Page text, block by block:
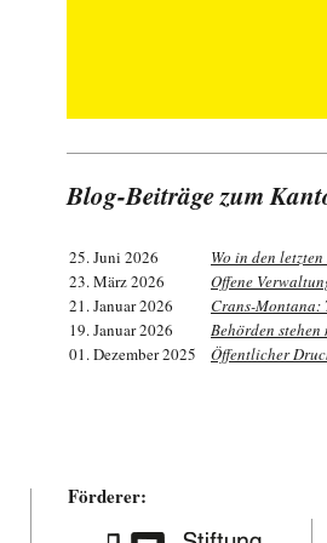
Blog-Beiträge zum
25. Juni 2026
Wo in den
23. März 2026
Offene
21. Januar 2026
Crans-Montana:
19. Januar 2026
Behörden
01. Dezember 2025
Öffentlicher
Förderer: